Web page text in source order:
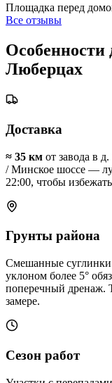
Площадка перед
Все отзывы
Особенности
Люберцах
Доставка
≈ 35 км от завода в
/ Минское шоссе —
22:00, чтобы
Грунты района
Смешанные
уклоном более 5°
поперечный дренаж.
замере.
Сезон работ